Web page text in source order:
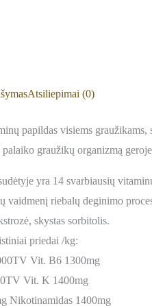
Atsiliepimai (0)
papildas visiems
graužikų organizmą
yra 14 svarbiausių
vaidmenį riebalų deginimo
skystas sorbitolis.
priedai /kg:
Vit. B6 1300mg
Vit. K 1400mg
Nikotinamidas 1400mg